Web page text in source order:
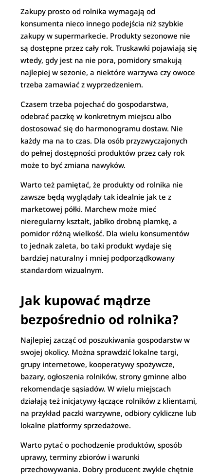
Zakupy prosto od rolnika wymagają od
konsumenta nieco innego podejścia niż szybkie
zakupy w supermarkecie. Produkty sezonowe nie
są dostępne przez cały rok. Truskawki pojawiają się
wtedy, gdy jest na nie pora, pomidory smakują
najlepiej w sezonie, a niektóre warzywa czy owoce
trzeba zamawiać z wyprzedzeniem.
Czasem trzeba pojechać do gospodarstwa,
odebrać paczkę w konkretnym miejscu albo
dostosować się do harmonogramu dostaw. Nie
każdy ma na to czas. Dla osób przyzwyczajonych
do pełnej dostępności produktów przez cały rok
może to być zmiana nawyków.
Warto też pamiętać, że produkty od rolnika nie
zawsze będą wyglądały tak idealnie jak te z
marketowej półki. Marchew może mieć
nieregularny kształt, jabłko drobną plamkę, a
pomidor różną wielkość. Dla wielu konsumentów
to jednak zaleta, bo taki produkt wydaje się
bardziej naturalny i mniej podporządkowany
standardom wizualnym.
Jak kupować mądrze
bezpośrednio od rolnika?
Najlepiej zacząć od poszukiwania gospodarstw w
swojej okolicy. Można sprawdzić lokalne targi,
grupy internetowe, kooperatywy spożywcze,
bazary, ogłoszenia rolników, strony gminne albo
rekomendacje sąsiadów. W wielu miejscach
działają też inicjatywy łączące rolników z klientami,
na przykład paczki warzywne, odbiory cykliczne lub
lokalne platformy sprzedażowe.
Warto pytać o pochodzenie produktów, sposób
uprawy, terminy zbiorów i warunki
przechowywania. Dobry producent zwykle chętnie